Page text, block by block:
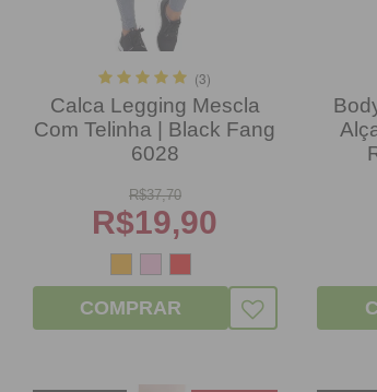
(3)
Calca Legging Mescla
Com Telinha | Black Fang
6028
R$37,70
R$19,90
COMPRAR